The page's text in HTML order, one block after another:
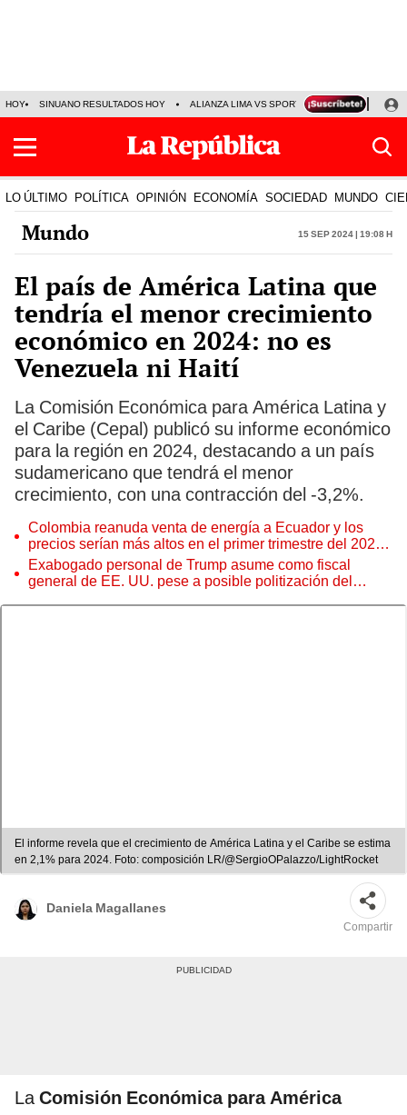
HOY SINUANO RESULTADOS HOY ALIANZA LIMA VS SPORT BOYS JORGE
LO ÚLTIMO POLÍTICA OPINIÓN ECONOMÍA SOCIEDAD MUNDO
Mundo 15 Sep 2024 | 19:08 h
El país de América Latina que
tendría el menor crecimiento
económico en 2024: no es
Venezuela ni Haití
La Comisión Económica para América Latina y
el Caribe (Cepal) publicó su informe económico
para la región en 2024, destacando a un país
sudamericano que tendrá el menor
crecimiento, con una contracción del -3,2%.
Colombia reanuda venta de energía a Ecuador y los
precios serían más altos en el primer trimestre del 2027,
según Cenace
Exabogado personal de Trump asume como fiscal
general de EE. UU. pese a posible politización del
El informe revela que el crecimiento de América Latina y el Caribe se estima
en 2,1% para 2024. Foto: composición LR/@SergioOPalazzo/LightRocket
Daniela Magallanes
Compartir
LaComisión Económica para América